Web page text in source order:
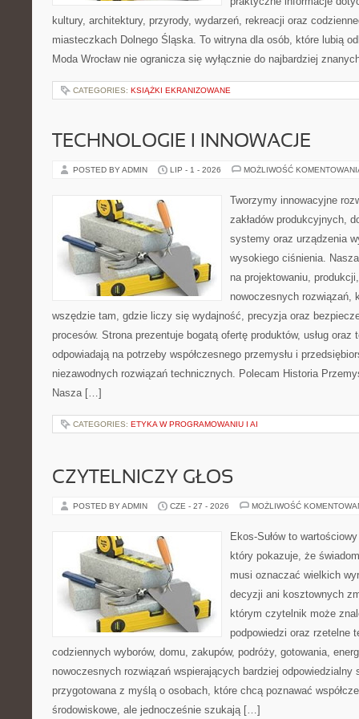
kultury, architektury, przyrody, wydarzeń, rekreacji oraz
miasteczkach Dolnego Śląska. To witryna dla osób, które lubią
Moda Wrocław nie ogranicza się wyłącznie do najbardziej
CATEGORIES: KSIĄŻKI EKRANIZOWANE
TECHNOLOGIE I INNOWACJE
POSTED BY ADMIN LIP - 1 - 2026 MOŻLIWOŚĆ
Tworzymy innowacyjne
zakładów produkcyjnych,
systemy oraz urządzenia
wysokiego ciśnienia.
na projektowaniu,
nowoczesnych rozwiązań,
wszędzie tam, gdzie liczy się wydajność, precyzja oraz
procesów. Strona prezentuje bogatą ofertę produktów, usług oraz
odpowiadają na potrzeby współczesnego przemysłu i
niezawodnych rozwiązań technicznych. Polecam Historia
Nasza […]
CATEGORIES: ETYKA W PROGRAMOWANIU I AI
CZYTELNICZY GŁOS
POSTED BY ADMIN CZE - 27 - 2026 MOŻLIWOŚĆ
Ekos-Sułów to
który pokazuje, że
musi oznaczać wielkich
decyzji ani kosztownych
którym czytelnik może
podpowiedzi oraz rzetelne
codziennych wyborów, domu, zakupów, podróży, gotowania,
nowoczesnych rozwiązań wspierających bardziej odpowiedzialny
przygotowana z myślą o osobach, które chcą poznawać
środowiskowe, ale jednocześnie szukają […]